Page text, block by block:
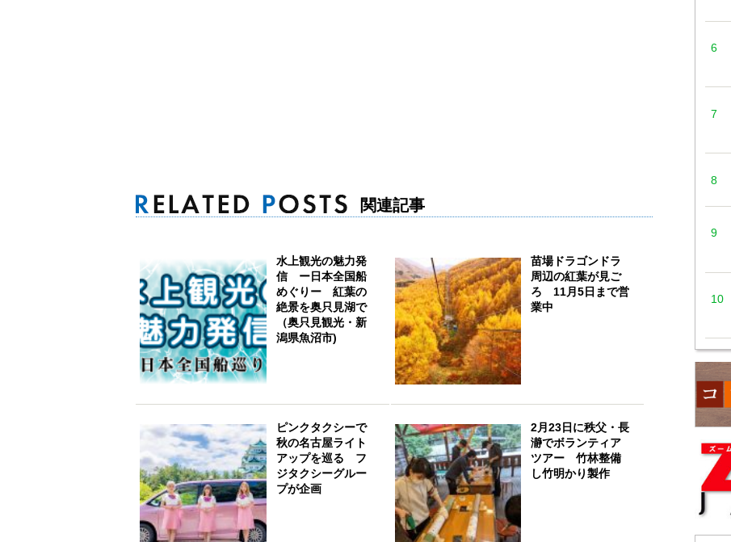
関連記事
水上観光の魅力発
信 ー日本全国船
めぐりー 紅葉の
絶景を奥只見湖で
（奥只見観光・新
潟県魚沼市)
苗場ドラゴンドラ
周辺の紅葉が見ご
ろ 11月5日まで営
業中
ピンクタクシーで
秋の名古屋ライト
アップを巡る フ
ジタクシーグルー
プが企画
2月23日に秩父・長
瀞でボランティア
ツアー 竹林整備
し竹明かり製作